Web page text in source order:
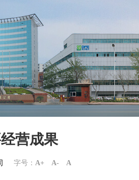
营成果
字号： A+ A- A